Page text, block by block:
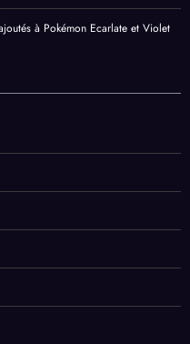
à Pokémon Ecarlate et Violet